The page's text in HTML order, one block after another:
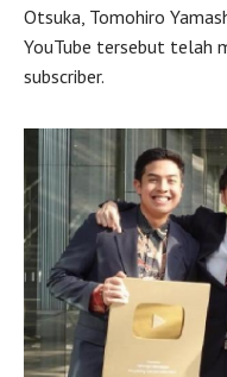
Otsuka, Tomohiro
YouTube tersebut telah
subscriber.